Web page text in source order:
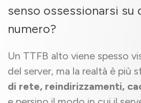
senso ossessionarsi su
numero?
Un TTFB alto viene spesso
del server, ma la realtà è più
di rete, reindirizzamenti,